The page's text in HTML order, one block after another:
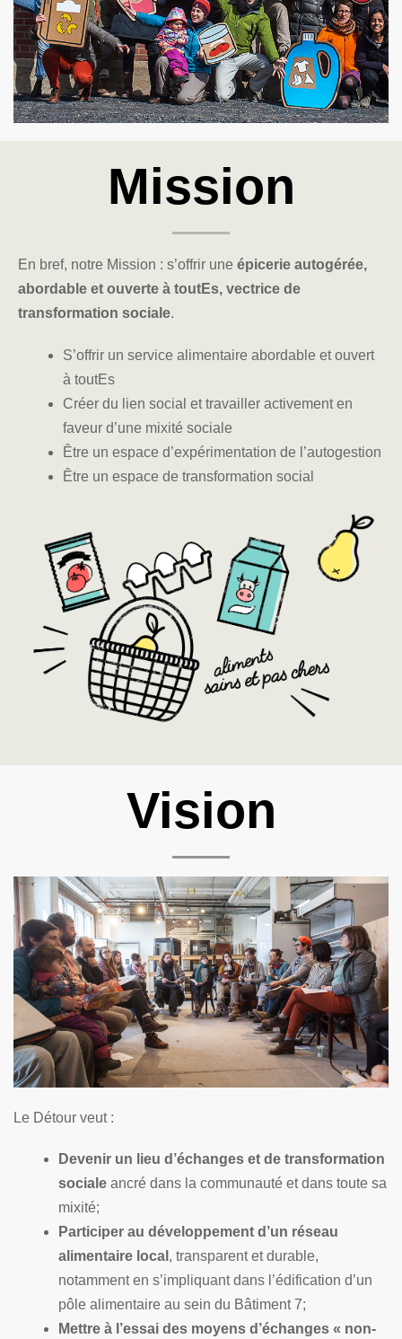
Mission
En bref, notre Mission : s’offrir une épicerie autogérée,
abordable et ouverte à toutEs, vectrice de
transformation sociale.
S’offrir un service alimentaire abordable et ouvert
à toutEs
Créer du lien social et travailler activement en
faveur d’une mixité sociale
Être un espace d’expérimentation de l’autogestion
Être un espace de transformation social
Vision
Le Détour veut :
Devenir un lieu d’échanges et de transformation
sociale ancré dans la communauté et dans toute sa
mixité;
Participer au développement d’un réseau
alimentaire local , transparent et durable,
notamment en s’impliquant dans l’édification d’un
pôle alimentaire au sein du Bâtiment 7;
Mettre à l’essai des moyens d’échanges « non-